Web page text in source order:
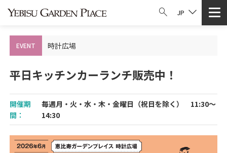
JP
EVENT 時計広場
平日キッチンカーランチ販売中！
開催期
間：
毎週月・火・水・木・金曜日（祝日を除く） 11:30～
14:30